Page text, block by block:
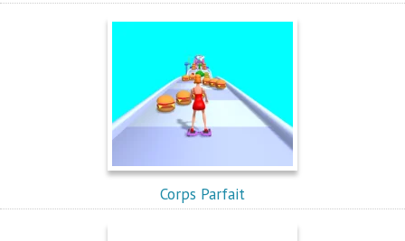
Corps Parfait